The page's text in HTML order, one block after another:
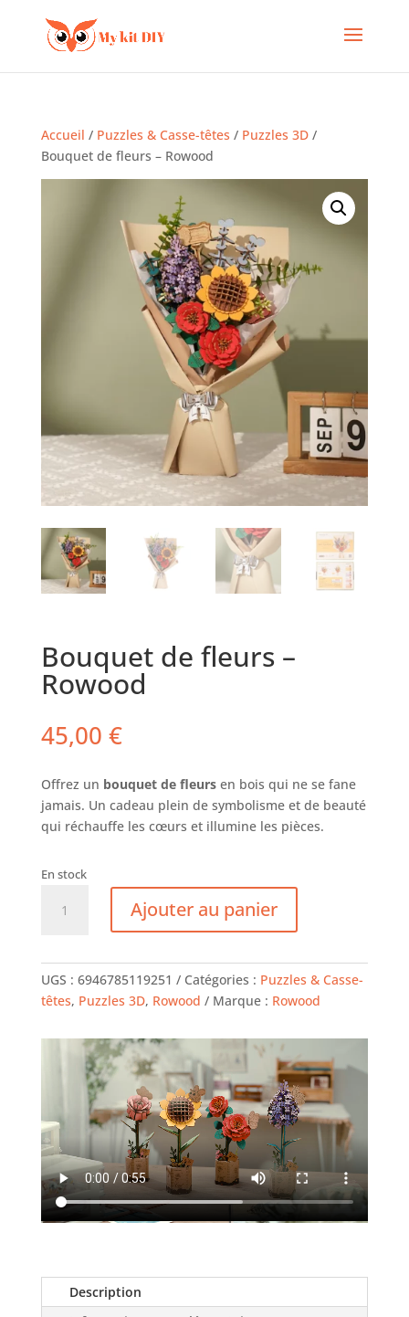
Accueil / Puzzles & Casse-têtes / Puzzles 3D/
Bouquet de fleurs – Rowood
Bouquet de fleurs –
Rowood
45,00 €
Offrez un bouquet de fleursen bois qui ne se fane
jamais. Un cadeau plein de symbolisme et de beauté
qui réchauffe les cœurs et illumine les pièces.
En stock
fleurs
-
Ajouter au panier
UGS : 6946785119251 Catégories : Puzzles & Casse-
têtes, Puzzles 3D, Rowood Marque : Rowood
Description